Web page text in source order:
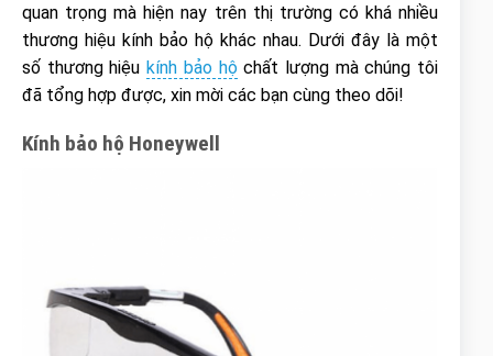
quan trọng mà hiện nay trên thị trường có khá nhiều
thương hiệu kính bảo hộ khác nhau. Dưới đây là một
số thương hiệukính bảo hộchất lượng mà chúng tôi
đã tổng hợp được, xin mời các bạn cùng theo dõi!
Kính bảo hộ Honeywell